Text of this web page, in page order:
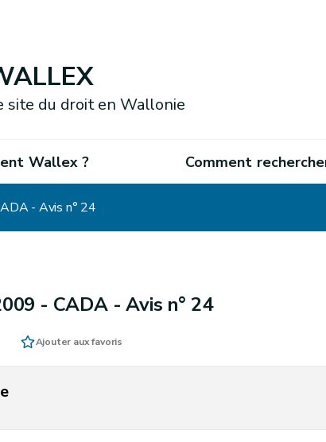
site du droit en Wallonie
Wallex ? Comment
- Avis n° 24
- CADA - Avis n° 24
Ajouter aux favoris